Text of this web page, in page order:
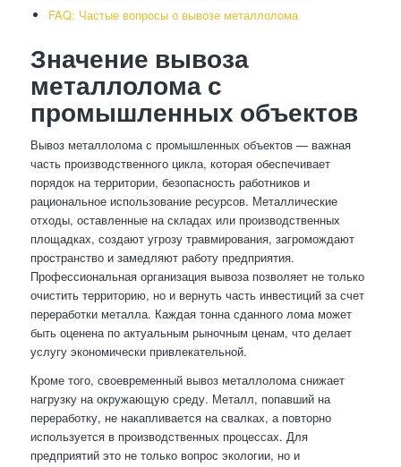
FAQ: Частые вопросы о вывозе металлолома
Значение вывоза
металлолома с
промышленных объектов
Вывоз металлолома с промышленных объектов — важная
часть производственного цикла, которая обеспечивает
порядок на территории, безопасность работников и
рациональное использование ресурсов. Металлические
отходы, оставленные на складах или производственных
площадках, создают угрозу травмирования, загромождают
пространство и замедляют работу предприятия.
Профессиональная организация вывоза позволяет не только
очистить территорию, но и вернуть часть инвестиций за счет
переработки металла. Каждая тонна сданного лома может
быть оценена по актуальным рыночным ценам, что делает
услугу экономически привлекательной.
Кроме того, своевременный вывоз металлолома снижает
нагрузку на окружающую среду. Металл, попавший на
переработку, не накапливается на свалках, а повторно
используется в производственных процессах. Для
предприятий это не только вопрос экологии, но и